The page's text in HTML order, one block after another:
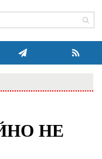
НЕ